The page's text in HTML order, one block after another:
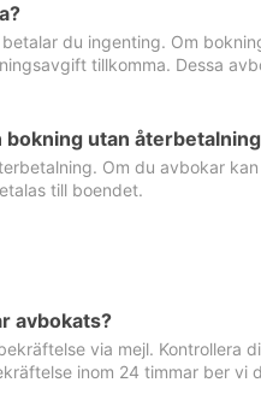
du ingenting. Om
tillkomma. Dessa
bokning utan
Om du avbokar
till boendet.
avbokats?
via mejl. Kontrollera
inom 24 timmar ber